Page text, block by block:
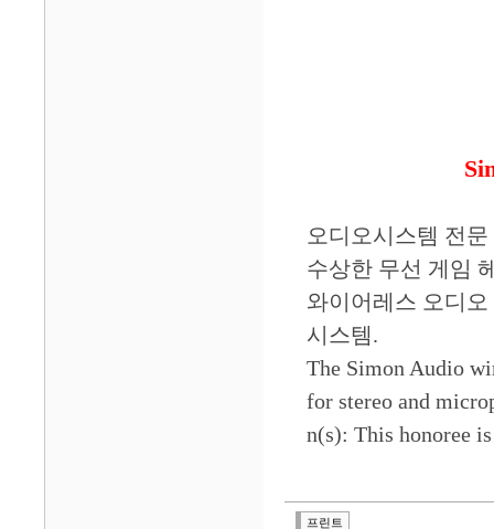
오디오시스템 전
수상한 무선 게임
와이어레스 오디
시스템.
The Simon Audio
for stereo and
n(s): This honoree
프린트